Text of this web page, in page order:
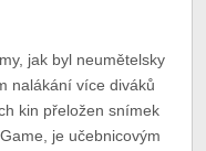
jak byl neumětelsky
nalákání více diváků
kin přeložen snímek
je učebnicovým